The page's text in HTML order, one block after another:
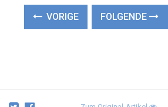
VORIGE FOLGENDE